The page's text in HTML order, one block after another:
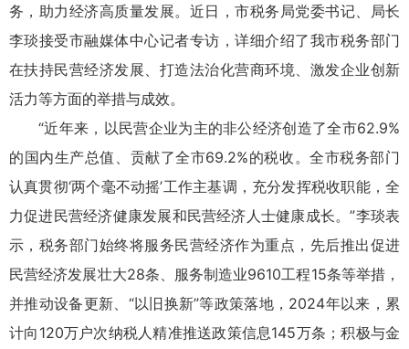
务，助力经济高质量发展。近日，市税务局党委书记、局长
李琰接受市融媒体中心记者专访，详细介绍了我市税务部门
在扶持民营经济发展、打造法治化营商环境、激发企业创新
活力等方面的举措与成效。
“近年来，以民营企业为主的非公经济创造了全市62.9%
的国内生产总值、贡献了全市69.2%的税收。全市税务部门
认真贯彻‘两个毫不动摇’工作主基调，充分发挥税收职能，全
力促进民营经济健康发展和民营经济人士健康成长。”李琰表
示，税务部门始终将服务民营经济作为重点，先后推出促进
民营经济发展壮大28条、服务制造业9610工程15条等举措，
并推动设备更新、“以旧换新”等政策落地，2024年以来，累
计向120万户次纳税人精准推送政策信息145万条；积极与金